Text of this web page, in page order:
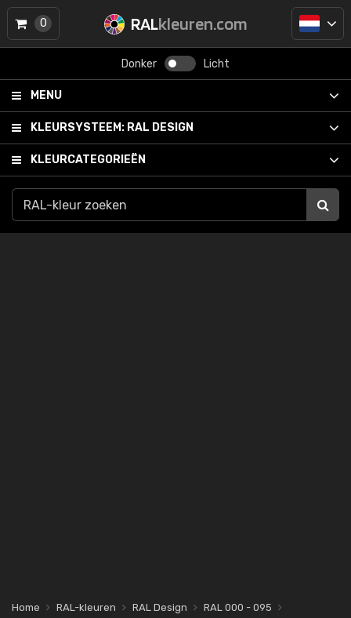
RALkleuren.com
Donker Licht
MENU
KLEURSYSTEEM: RAL DESIGN
KLEURCATEGORIEËN
0
Home RAL-kleuren RAL Design
RAL 000 - 095